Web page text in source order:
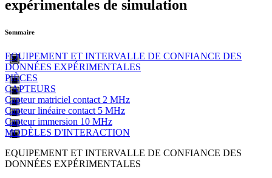
expérimentales de simulation
Sommaire
EQUIPEMENT ET INTERVALLE DE CONFIANCE DES
DONNÉES EXPÉRIMENTALES
PIÈCES
CAPTEURS
Capteur matriciel contact 2 MHz
Capteur linéaire contact 5 MHz
Capteur immersion 10 MHz
MODÈLES D'INTERACTION
EQUIPEMENT ET INTERVALLE DE CONFIANCE DES
DONNÉES EXPÉRIMENTALES